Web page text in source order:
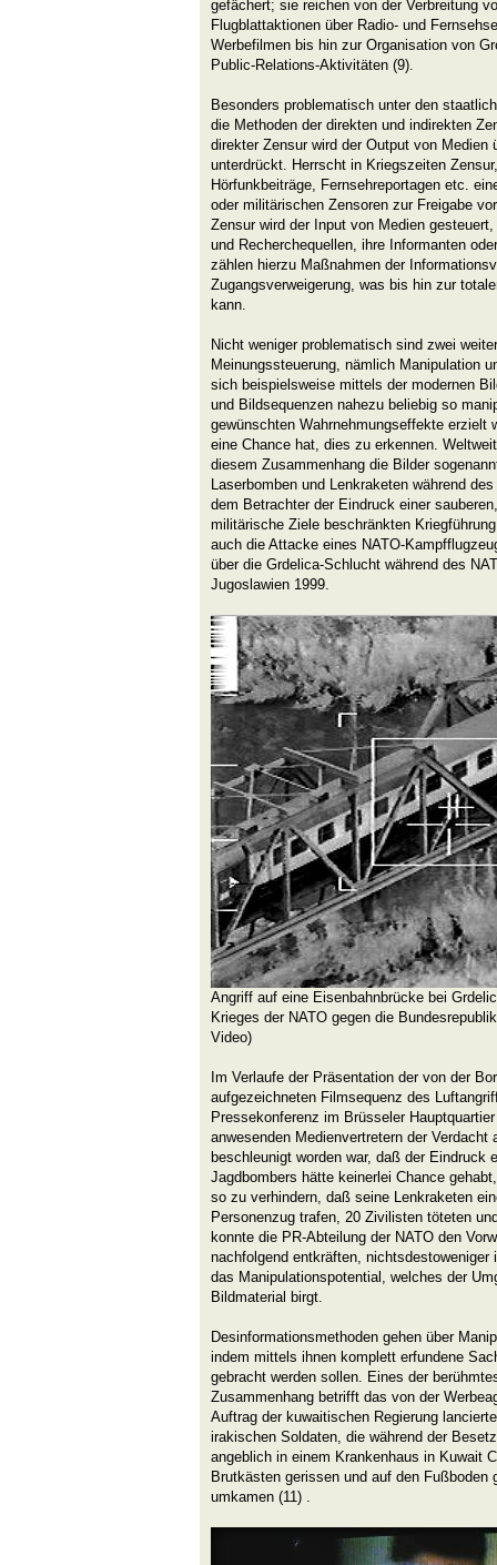
gefächert; sie reichen von der Verbreitung
Flugblattaktionen über Radio- und
Werbefilmen bis hin zur Organisation von
Public-Relations-Aktivitäten (9).
Besonders problematisch unter den
die Methoden der direkten und indirekten
direkter Zensur wird der Output von Medien
unterdrückt. Herrscht in Kriegszeiten
Hörfunkbeiträge, Fernsehreportagen etc.
oder militärischen Zensoren zur Freigabe
Zensur wird der Input von Medien
und Recherchequellen, ihre Informanten
zählen hierzu Maßnahmen der
Zugangsverweigerung, was bis hin zur
kann.
Nicht weniger problematisch sind zwei
Meinungssteuerung, nämlich Manipulation
sich beispielsweise mittels der modernen
und Bildsequenzen nahezu beliebig so
gewünschten Wahrnehmungseffekte erzielt
eine Chance hat, dies zu erkennen.
diesem Zusammenhang die Bilder
Laserbomben und Lenkraketen während
dem Betrachter der Eindruck einer
militärische Ziele beschränkten
auch die Attacke eines NATO-
über die Grdelica-Schlucht während des
Jugoslawien 1999.
Angriff auf eine Eisenbahnbrücke bei
Krieges der NATO gegen die
Video)
Im Verlaufe der Präsentation der von der
aufgezeichneten Filmsequenz des
Pressekonferenz im Brüsseler
anwesenden Medienvertretern der
beschleunigt worden war, daß der Eindruck
Jagdbombers hätte keinerlei Chance
so zu verhindern, daß seine Lenkraketen
Personenzug trafen, 20 Zivilisten töteten
konnte die PR-Abteilung der NATO den
nachfolgend entkräften, nichtsdestoweniger
das Manipulationspotential, welches der
Bildmaterial birgt.
Desinformationsmethoden gehen über
indem mittels ihnen komplett erfundene
gebracht werden sollen. Eines der
Zusammenhang betrifft das von der
Auftrag der kuwaitischen Regierung
irakischen Soldaten, die während der
angeblich in einem Krankenhaus in Kuwait
Brutkästen gerissen und auf den Fußboden
umkamen (11) .